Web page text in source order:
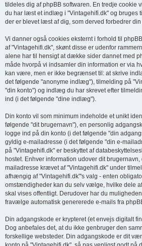
tildeles dig af phpBB softwaren. En tredje cookie
du har læst et indlæg i "Vintagehifi.dk" og bruges
der er blevet læst af dig, som derved forbedrer din
Vi danner også cookies eksternt i forhold til
af "Vintagehifi.dk", skønt disse er udenfor
alene har til hensigt at dække sider dannet med
måde hvorpå vi indsamler din information er via
kan være, men er ikke begrænset til: at skrive
det følgende "anonyme indlæg"), tilmelding på
"din konto") og indlæg du har skrevet efter
ind (i det følgende "dine indlæg").
Din konto vil som minimum indeholde et unikt
følgende "dit brugernavn"), en personlig
logge ind på din konto (i det følgende "din
gyldig e-mailadresse (i det følgende "din e-
på "Vintagehifi.dk" er beskyttet af
hostet. Enhver information udover dit
mailadresse krævet af "Vintagehifi.dk" under
afhængig af "Vintagehifi.dk"'s valg - enten
omstændigheder kan du selv vælge, hvilke dele
skal vises offentligt. Derudover har du
fravælge automatisk genererede e-mails fra
Din adgangskode er krypteret (et envejs digitalt
Dog anbefales det, at du ikke genbruger den
forskellige websteder. Din adgangskode er dit